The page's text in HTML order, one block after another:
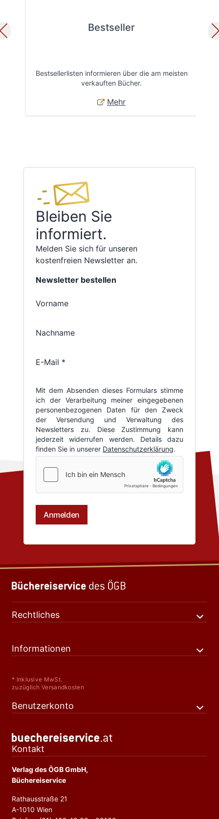
Bestseller
Bestsellerlisten informieren über die am meisten
verkauften Bücher.
Mehr
Bleiben Sie
informiert.
Melden Sie sich für unseren
kostenfreien Newsletter an.
Rechtliches
Informationen
* Inklusive MwSt.
zuzüglich Versandkosten
Benutzerkonto
Kontakt
Verlag des ÖGB GmbH,
Büchereiservice
Rathausstraße 21
A-1010 Wien